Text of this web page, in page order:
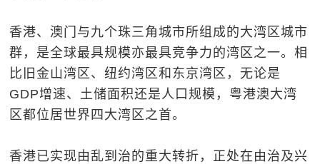
香港、澳门与九个珠三角城市所组成的大湾区城市
群，是全球最具规模亦最具竞争力的湾区之一。相
比旧金山湾区、纽约湾区和东京湾区，无论是
GDP增速、土储面积还是人口规模，粤港澳大湾
区都位居世界四大湾区之首。
香港已实现由乱到治的重大转折，正处在由治及兴